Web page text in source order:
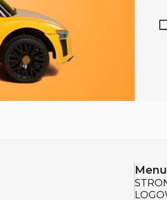
Menu